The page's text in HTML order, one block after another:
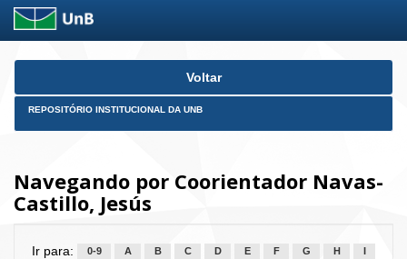
Skip
Voltar
REPOSITÓRIO INSTITUCIONAL DA UNB
Navegando por Coorientador Navas-
Castillo, Jesús
Ir para: 0-9 A B C D E F G H